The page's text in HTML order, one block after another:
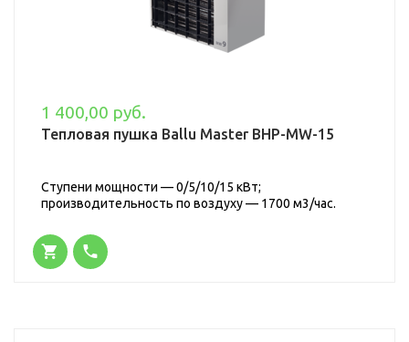
1 400,00 руб.
Тепловая пушка Ballu Master BHP-MW-15
Ступени мощности — 0/5/10/15 кВт;
производительность по воздуху — 1700 м3/час.